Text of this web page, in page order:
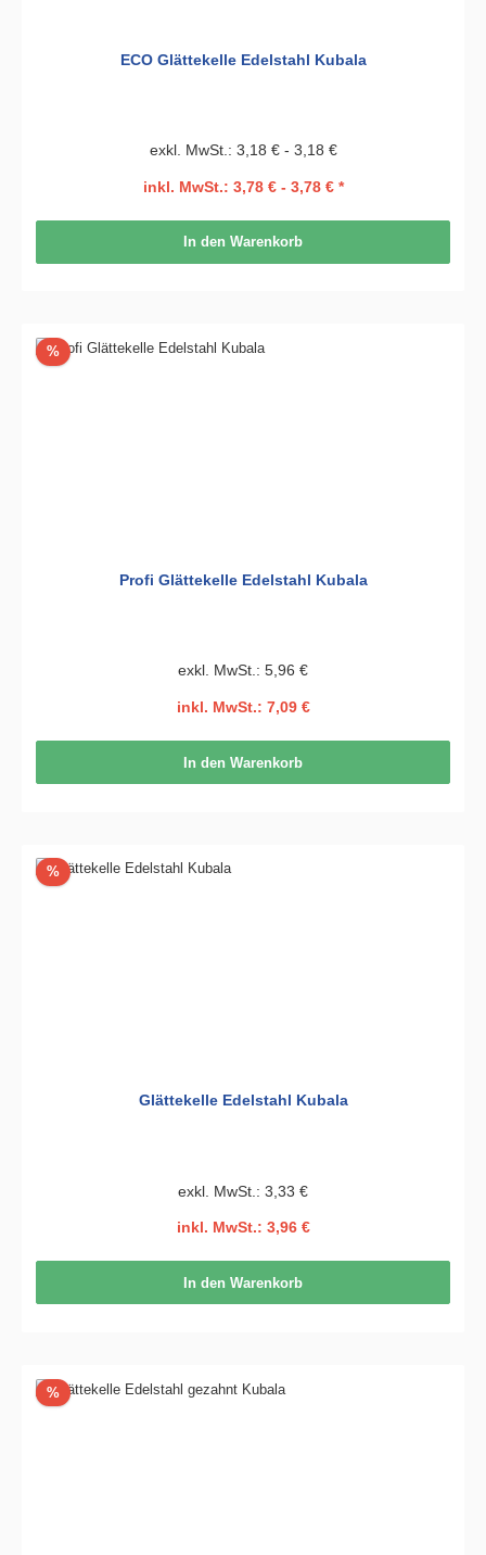
ECO Glättekelle Edelstahl Kubala
exkl. MwSt.: 3,18 € - 3,18 €
inkl. MwSt.: 3,78 € - 3,78 € *
In den Warenkorb
%Rabatt
Profi Glättekelle Edelstahl Kubala
exkl. MwSt.: 5,96 €
inkl. MwSt.: 7,09 €
In den Warenkorb
%Rabatt
Glättekelle Edelstahl Kubala
exkl. MwSt.: 3,33 €
inkl. MwSt.: 3,96 €
In den Warenkorb
%Rabatt